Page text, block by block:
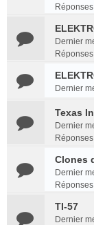
Dernier
Dernier
Texas
Dernier
Clones
Dernier
TI-57
Dernier